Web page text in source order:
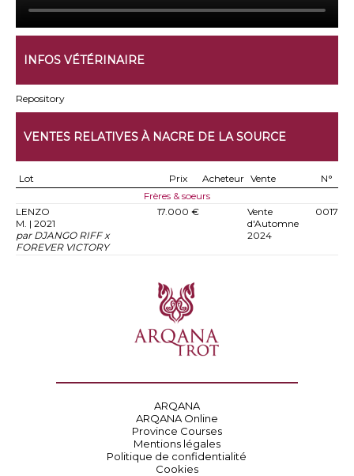
INFOS VÉTÉRINAIRE
Repository
VENTES RELATIVES À NACRE DE LA SOURCE
Lot Prix Acheteur Vente
N°
Frères & soeurs
LENZO
M. | 2021
par DJANGO RIFF x
FOREVER VICTORY
17.000 €
Vente
d'Automne
2024
0017
ARQANA
ARQANA Online
Province Courses
Mentions légales
Politique de confidentialité
Cookies